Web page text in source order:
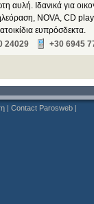
αυλή. Ιδανικά για
NOVA, CD
ευπρόσδεκτα.
24029
+30 6945
| Contact Parosweb |